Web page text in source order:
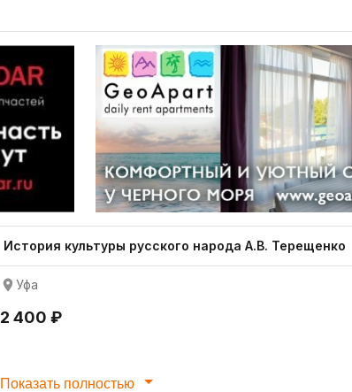
История культуры русского народа А.В. Терещенко
Уфа
2 400 ₽
Показать полностью